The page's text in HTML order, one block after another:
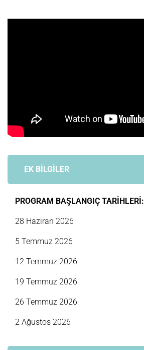
EK BİLGİLER
PROGRAM BAŞLANGIÇ TARİHLERİ:
28 Haziran 2026
5 Temmuz 2026
12 Temmuz 2026
19 Temmuz 2026
26 Temmuz 2026
2 Ağustos 2026